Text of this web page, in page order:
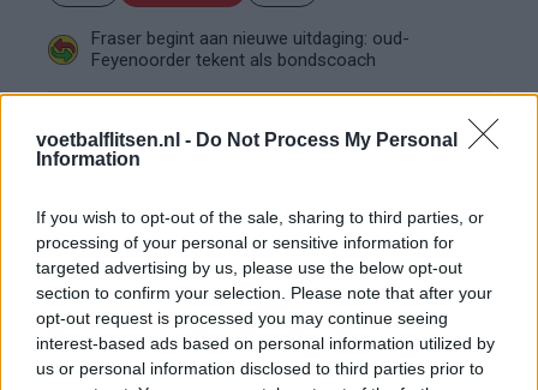
voetbalflitsen.nl - Do Not Process My Personal
Information
If you wish to opt-out of the sale, sharing to third parties, or
processing of your personal or sensitive information for
targeted advertising by us, please use the below opt-out
section to confirm your selection. Please note that after your
opt-out request is processed you may continue seeing
interest-based ads based on personal information utilized by
us or personal information disclosed to third parties prior to
Fraser begint aan nieuwe uitdaging: oud-
Feyenoorder tekent als bondscoach
Feyenoord worden? Deze records liggen binnen
bereik
Van Bronckhorst voert druk op: Feyenoord wil op
deze twee posities nog versterken
Feyenoord incasseert miljoenen: transfer Leo
Sauer naar Stuttgart bijna rond
Feyenoord zet deur open voor miljoenen: Ueda